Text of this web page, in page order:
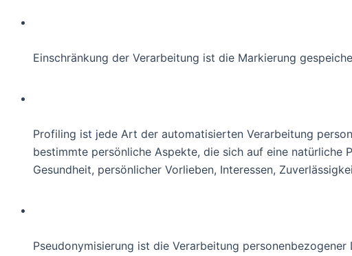
Einschränkung der Verarbeitung ist die Markierung
Profiling ist jede Art der automatisierten Verarbeitung
bestimmte persönliche Aspekte, die sich auf eine
Gesundheit, persönlicher Vorlieben, Interessen,
Pseudonymisierung ist die Verarbeitung